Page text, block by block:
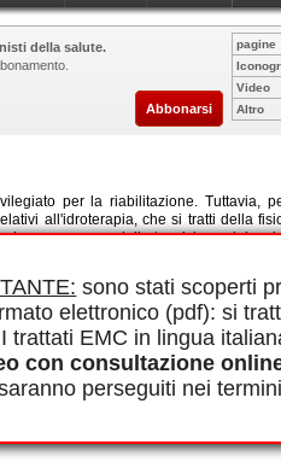
sono stati scoperti
elettronico (pdf): si
trattati EMC in lingua
con consultazione
perseguiti nei
della salute.
Abbonarsi
pagine
Video
Altro
per la riabilitazione. Tuttavia,
all'idroterapia, che si tratti della
o, ancora, delle tecniche e dei
dei locali e delle vasche
del rischio di incidenti e
terapeutico (AAST) portano a benefici
in reumatologia, geriatria, ortopedia,
e mantenimento fisico.
acquatiche adattate,